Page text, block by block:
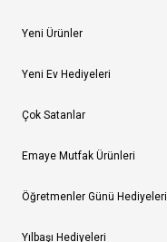
Yeni Ürünler
Yeni Ev Hediyeleri
Çok Satanlar
Emaye Mutfak Ürünleri
Öğretmenler Günü Hediyeleri
Yılbaşı Hediyeleri